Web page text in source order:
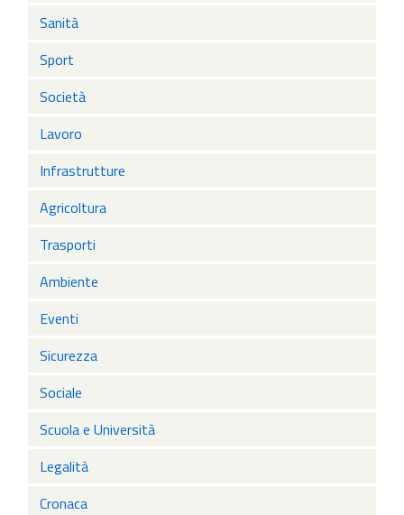
Sanità
Sport
Società
Lavoro
Infrastrutture
Agricoltura
Trasporti
Ambiente
Eventi
Sicurezza
Sociale
Scuola e Università
Legalità
Cronaca